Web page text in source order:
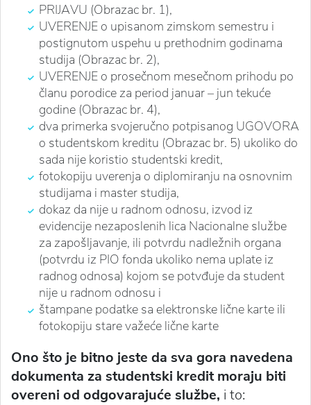
PRIJAVU (Obrazac br. 1),
UVERENJE o upisanom zimskom semestru i
postignutom uspehu u prethodnim godinama
studija (Obrazac br. 2),
UVERENJE o prosečnom mesečnom prihodu po
članu porodice za period januar – jun tekuće
godine (Obrazac br. 4),
dva primerka svojeručno potpisanog UGOVORA
o studentskom kreditu (Obrazac br. 5) ukoliko do
sada nije koristio studentski kredit,
fotokopiju uverenja o diplomiranju na osnovnim
studijama i master studija,
dokaz da nije u radnom odnosu, izvod iz
evidencije nezaposlenih lica Nacionalne službe
za zapošljavanje, ili potvrdu nadležnih organa
(potvrdu iz PIO fonda ukoliko nema uplate iz
radnog odnosa) kojom se potvđuje da student
nije u radnom odnosu i
štampane podatke sa elektronske lične karte ili
fotokopiju stare važeće lične karte
Ono što je bitno jeste da sva gora navedena
dokumenta za studentski kredit moraju biti
overeni od odgovarajuće službe, i to: